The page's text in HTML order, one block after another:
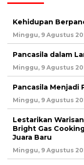
Kehidupan
Minggu, 9 Agustus
Pancasila dalam
Minggu, 9 Agustus
Pancasila Menjadi
Minggu, 9 Agustus
Lestarikan
Bright Gas
Juara Baru
Minggu, 9 Agustus